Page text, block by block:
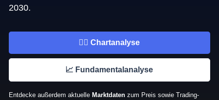
2030.
👉🏼 Chartanalyse
📈 Fundamentalanalyse
Entdecke außerdem aktuelle Marktdaten zum Preis sowie Trading-